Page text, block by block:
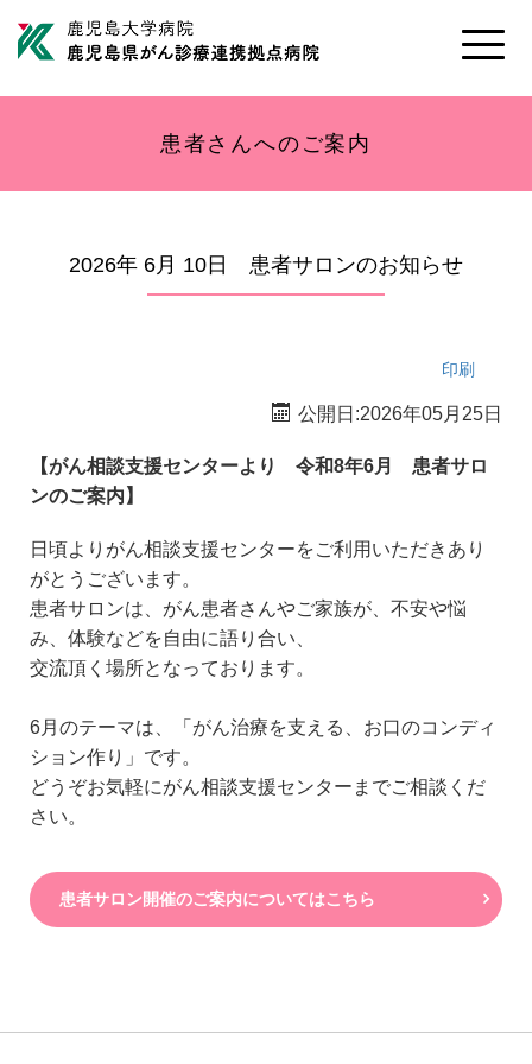
Toggle
患者さんへのご案内
2026年 6月 10日 患者サロンのお知らせ
印刷
公開日:2026年05月25日
【がん相談支援センターより 令和8年6月 患者サロ
ンのご案内】
日頃よりがん相談支援センターをご利用いただきあり
がとうございます。
患者サロンは、がん患者さんやご家族が、不安や悩
み、体験などを自由に語り合い、
交流頂く場所となっております。
6月のテーマは、「がん治療を支える、お口のコンディ
ション作り」です。
どうぞお気軽にがん相談支援センターまでご相談くだ
さい。
患者サロン開催のご案内についてはこちら